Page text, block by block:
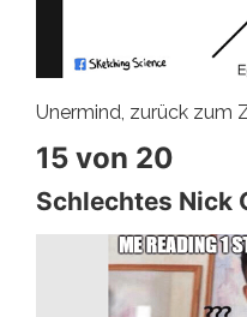
Unermind, zurück zum
15 von 20
Schlechtes Nick